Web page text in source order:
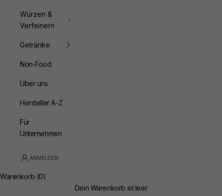
Würzen &
Verfeinern
Getränke
Non-Food
Über uns
Hersteller A-Z
Für
Unternehmen
ANMELDEN
Warenkorb (0)
Dein Warenkorb ist leer